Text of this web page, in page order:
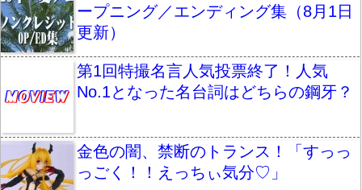
ープニング／エンディング集（8月1日
更新）
第1回特撮名言人気投票終了！人気
No.1となった名台詞はどちらの鋼牙？
金色の闇、禁断のトランス！「すっっ
っごく！！えっちぃ気分♡」